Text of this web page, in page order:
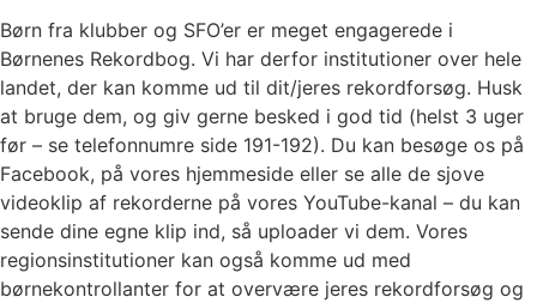
Børn fra klubber og SFO’er er meget engagerede i
Børnenes Rekordbog. Vi har derfor institutioner over hele
landet, der kan komme ud til dit/jeres rekordforsøg. Husk
at bruge dem, og giv gerne besked i god tid (helst 3 uger
før – se telefonnumre side 191-192). Du kan besøge os på
Facebook, på vores hjemmeside eller se alle de sjove
videoklip af rekorderne på vores YouTube-kanal – du kan
sende dine egne klip ind, så uploader vi dem. Vores
regionsinstitutioner kan også komme ud med
børnekontrollanter for at overvære jeres rekordforsøg og